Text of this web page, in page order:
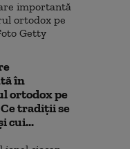
în
ortodox pe
tradiții se
cui...